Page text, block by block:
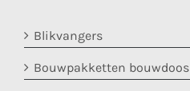
Blikvangers
Bouwpakketten bouwdoos